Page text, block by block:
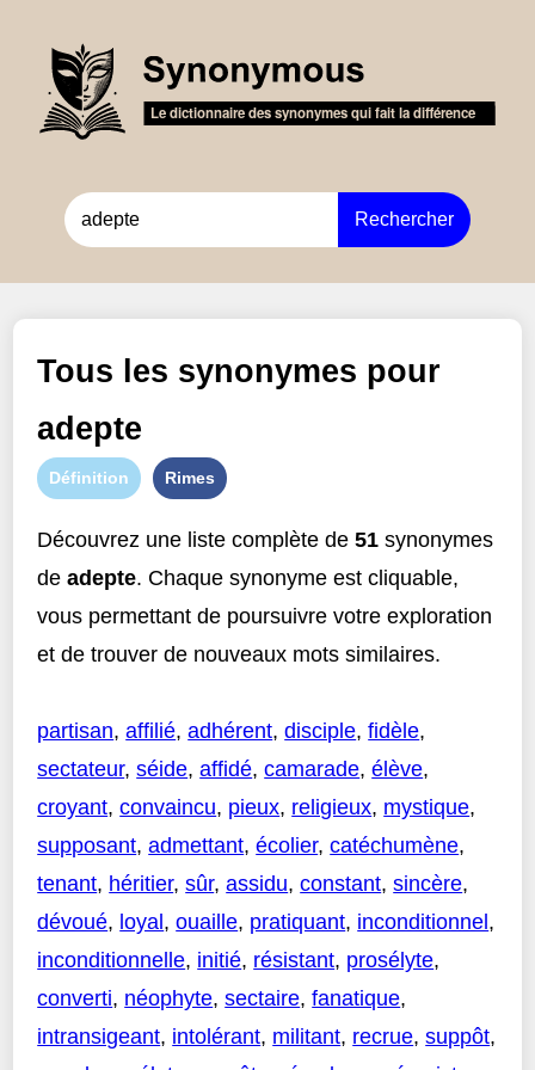
Rechercher
Tous les synonymes pour
adepte
Définition Rimes
Découvrez une liste complète de51 synonymes
deadepte. Chaque synonyme est cliquable,
vous permettant de poursuivre votre exploration
et de trouver de nouveaux mots similaires.
partisan,affilié,adhérent,disciple,fidèle,
sectateur,séide,affidé,camarade,élève,
croyant,convaincu, pieux, religieux, mystique,
supposant,admettant,écolier,catéchumène,
tenant, héritier,sûr,assidu,constant,sincère,
dévoué, loyal ,ouaille, pratiquant, inconditionnel ,
inconditionnelle, initié, résistant, prosélyte,
converti, néophyte,sectaire,fanatique,
intransigeant, intolérant, militant, recrue,suppôt,